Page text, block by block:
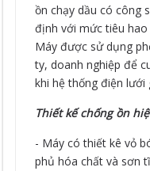
ồn chạy dầu có công
định với mức tiêu hao
Máy được sử dụng
ty, doanh nghiệp để
khi hệ thống điện lưới
Thiết kế chống ồn
- Máy có thiết kê vỏ
phủ hóa chất và sơn